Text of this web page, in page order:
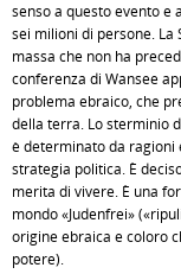
senso a questo evento e
sei milioni di persone. La
massa che non ha
conferenza di Wansee
problema ebraico, che
della terra. Lo sterminio
è determinato da ragioni
strategia politica. È
merita di vivere. È una
mondo «Judenfrei»
origine ebraica e coloro
potere).